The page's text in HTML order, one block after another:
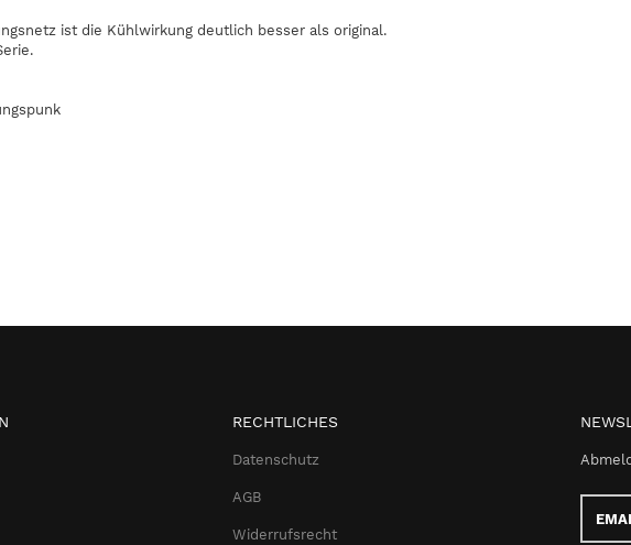
ist die Kühlwirkung deutlich besser als original.
RECHTLICHES
Datenschutz
AGB
Widerrufsrecht